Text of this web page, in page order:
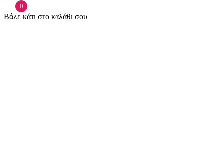
0
Βάλε κάτι στο καλάθι σου